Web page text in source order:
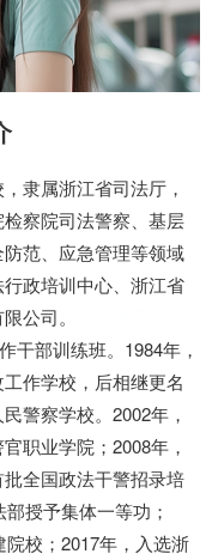
隶属浙江省司法厅，
察院司法警察、基层
范、应急管理等领域
政培训中心、浙江省
公司。
干部训练班。1984年，
作学校，后相继更名
警察学校。2002年，
职业学院；2008年，
全国政法干警招录培
授予集体一等功；
校；2017年，入选浙